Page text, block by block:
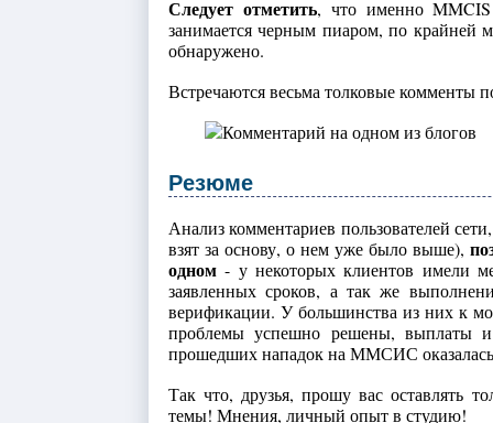
Следует отметить, что именно
занимается черным пиаром, по крайней
обнаружено.
Встречаются весьма толковые комменты
Резюме
Анализ комментариев пользователей
взят за основу, о нем уже было выше),
одном - у некоторых клиентов имели
заявленных сроков, а так же
верификации. У большинства из них к
проблемы успешно решены, выплаты
прошедших нападок на ММСИС оказалась
Так что, друзья, прошу вас оставлять
темы! Мнения, личный опыт в студию!